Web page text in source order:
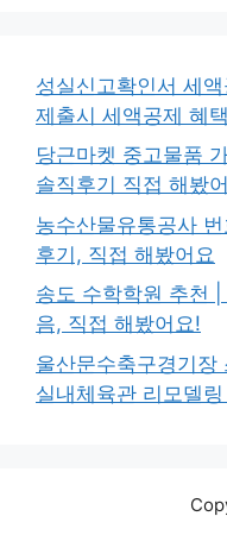
성실신고확인서 세
제출시 세액공제 혜
당근마켓 중고물품
솔직후기 직접 해봤
농수산물유통공사
후기, 직접 해봤어요
송도 수학학원 추천
음, 직접 해봤어요!
울산문수축구경기장
실내체육관 리모델